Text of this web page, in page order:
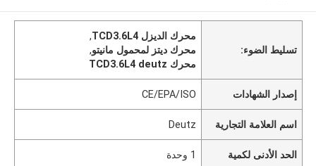
تسليط الضوء:
محرك الديزل TCD3.6L4
,
محرك ديتز لمحمول مانيتو,
محرك TCD3.6L4 deutz
إصدار الشهادات CE/EPA/ISO
اسم العلامة التجارية Deutz
الحد الأدنى لكمية 1 وحدة